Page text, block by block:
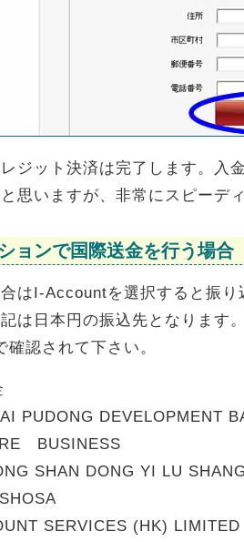
ジット決済は完了します。入
思いますが、非常にスピーデ
ョンで国際送金を行う場合
はI-Accountを選択すると振
は日本円の振込先となります
確認されて下さい。
PUDONG DEVELOPMENT
BUSINESS
SHAN DONG YI LU
SERVICES (HK) LIMITED